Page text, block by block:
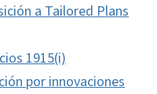
a Tailored Plans
1915(i)
por innovaciones